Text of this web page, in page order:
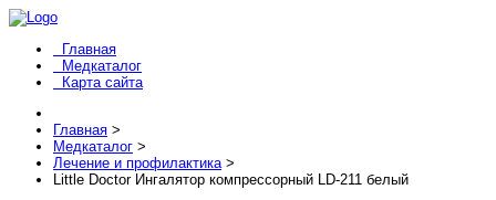
Главная
Медкаталог
Карта сайта
Главная >
Медкаталог >
Лечение и профилактика >
Little Doctor Ингалятор компрессорный LD-211 белый